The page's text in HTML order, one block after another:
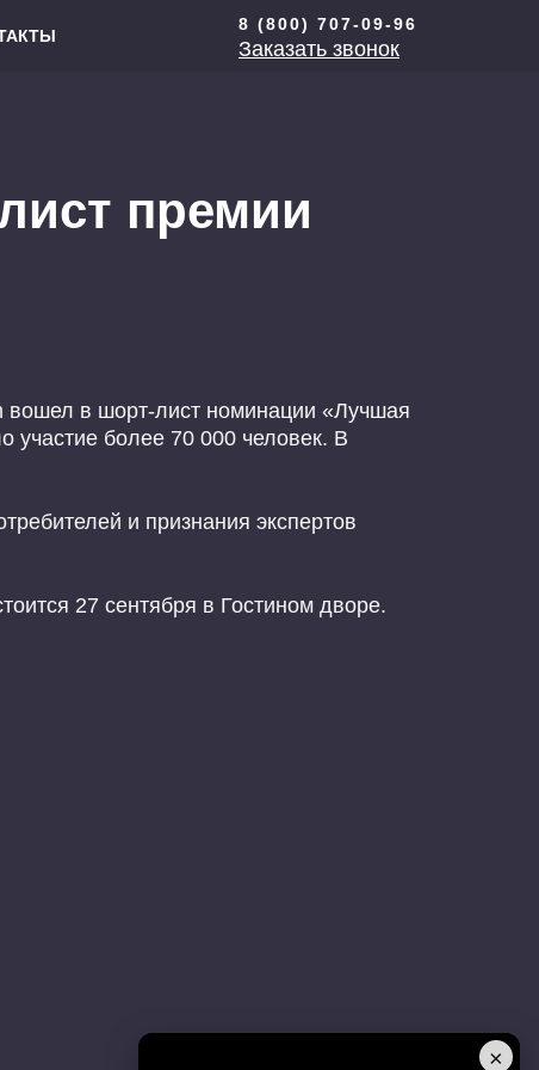
8 (800) 707-09-96
Заказать звонок
премии
вошел в шорт-лист номинации «Лучшая
участие более 70 000 человек. В
и признания экспертов
27 сентября в Гостином дворе.
×